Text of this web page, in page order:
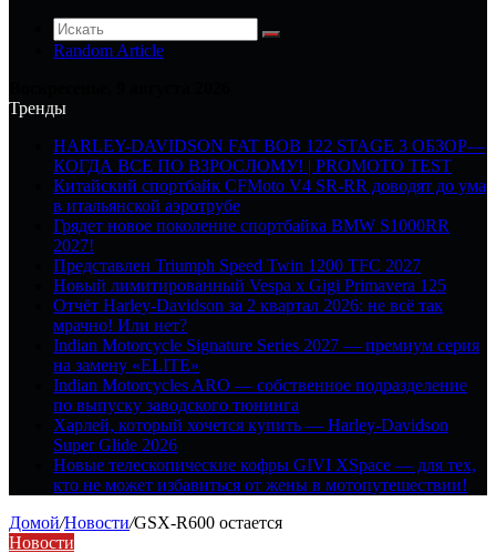
Random Article
Тренды
HARLEY-DAVIDSON FAT BOB 122 STAGE 3 ОБЗОР—
КОГДА ВСЕ ПО ВЗРОСЛОМУ! | PROMOTO TEST
Китайский спортбайк CFMoto V4 SR-RR доводят до ума
в итальянской аэротрубе
Грядет новое поколение спортбайка BMW S1000RR
2027!
Представлен Triumph Speed Twin 1200 TFC 2027
Новый лимитированный Vespa x Gigi Primavera 125
Отчёт Harley-Davidson за 2 квартал 2026: не всё так
мрачно! Или нет?
Indian Motorcycle Signature Series 2027 — премиум серия
на замену «ELITE»
Indian Motorcycles ARO — собственное подразделение
по выпуску заводского тюнинга
Харлей, который хочется купить — Harley-Davidson
Super Glide 2026
Новые телескопические кофры GIVI XSpace — для тех,
кто не может избавиться от жены в мотопутешествии!
Домой/Новости/GSX-R600 остается
Новости